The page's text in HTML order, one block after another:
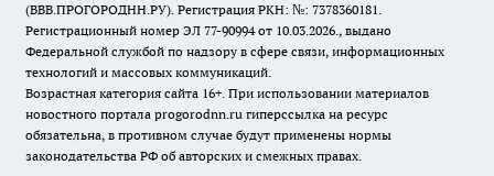
(ВВВ.ПРОГОРОДНН.РУ). Регистрация РКН: №: 7378360181.
Регистрационный номер ЭЛ 77-90994 от 10.03.2026., выдано
Федеральной службой по надзору в сфере связи, информационных
технологий и массовых коммуникаций.
Возрастная категория сайта 16+. При использовании материалов
новостного портала progorodnn.ru гиперссылка на ресурс
обязательна, в противном случае будут применены нормы
законодательства РФ об авторских и смежных правах.